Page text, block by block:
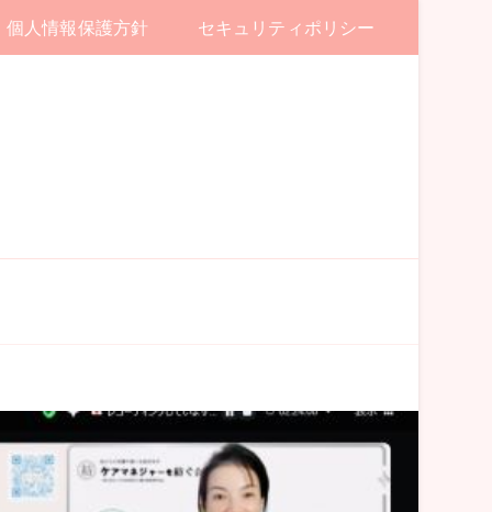
個人情報保護方針 セキュリティポリシー